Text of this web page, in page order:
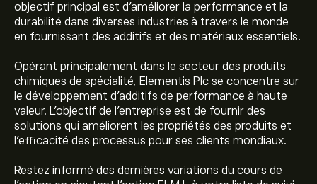
objectif principal est d'améliorer la performance et la
durabilité dans diverses industries à travers le monde
en fournissant des additifs et des matériaux essentiels.
Opérant principalement dans le secteur des produits
chimiques de spécialité, Elementis Plc se concentre sur
le développement d'additifs de performance à haute
valeur. L'objectif de l'entreprise est de fournir des
solutions qui améliorent les propriétés des produits et
l'efficacité des processus pour ses clients mondiaux.
Restez informé des dernières variations du cours de